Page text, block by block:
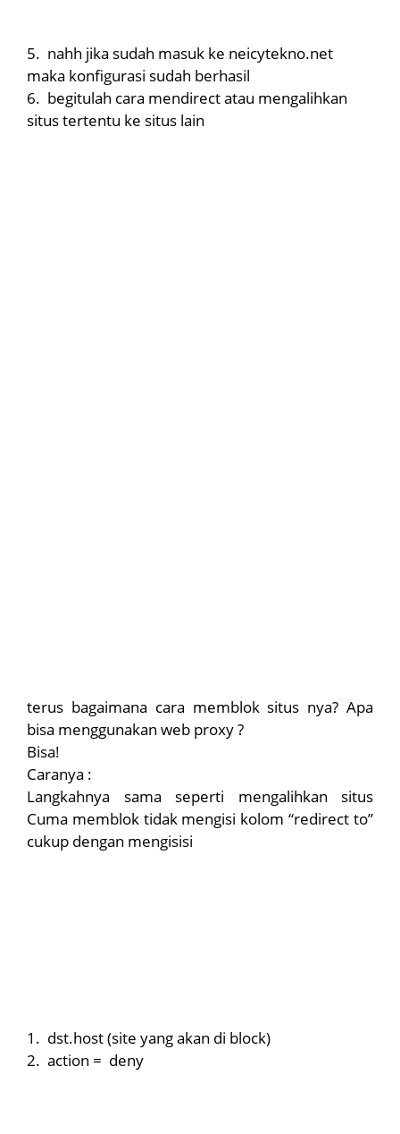
5. nahh jika sudah masuk ke neicytekno.net
maka konfigurasi sudah berhasil
6. begitulah cara mendirect atau mengalihkan
situs tertentu ke situs lain
terus bagaimana cara memblok situs nya? Apa
bisa menggunakan web proxy ?
Bisa!
Caranya :
Langkahnya sama seperti mengalihkan situs
Cuma memblok tidak mengisi kolom “redirect to”
cukup dengan mengisisi
1. dst.host (site yang akan di block)
2. action = deny